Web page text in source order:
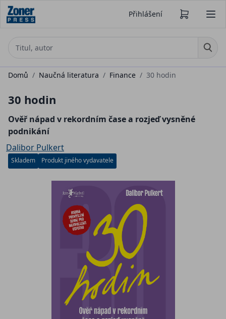
Přihlášení
Domů / Naučná literatura / Finance / 30 hodin
30 hodin
Ověř nápad v rekordním čase a rozjeď vysněné
podnikání
Dalibor Pulkert
Skladem Produkt jiného vydavatele